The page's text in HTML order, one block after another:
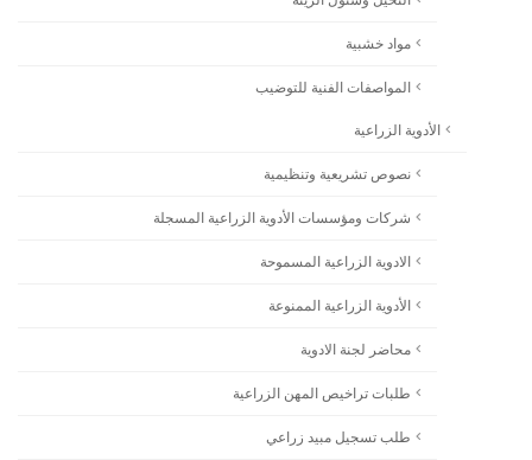
مواد خشبية
المواصفات الفنية للتوضيب
الأدوية الزراعية
نصوص تشريعية وتنظيمية
شركات ومؤسسات الأدوية الزراعية المسجلة
الادوية الزراعية المسموحة
الأدوية الزراعية الممنوعة
محاضر لجنة الادوية
طلبات تراخيص المهن الزراعية
طلب تسجيل مبيد زراعي